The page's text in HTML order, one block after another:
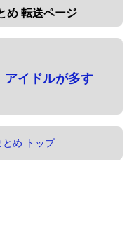
め 転送ページ
アイドルが多す
とめ トップ